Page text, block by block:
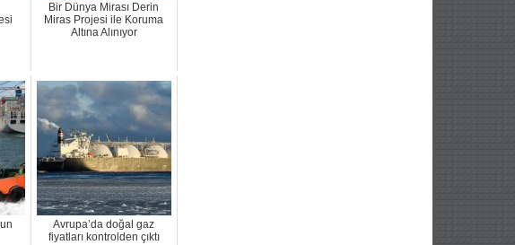
Bir Dünya Mirası Derin
Miras Projesi ile Koruma
Altına Alınıyor
Avrupa’da doğal gaz
fiyatları kontrolden çıktı